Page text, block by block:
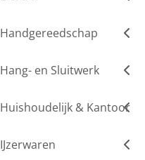
Handgereedschap
Hang- en Sluitwerk
Huishoudelijk & Kantoor
IJzerwaren